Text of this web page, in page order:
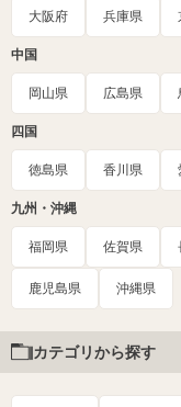
大阪府 兵庫県
中国
岡山県 広島県
四国
徳島県 香川県
九州・沖縄
福岡県 佐賀県
鹿児島県 沖縄県
カテゴリから探す